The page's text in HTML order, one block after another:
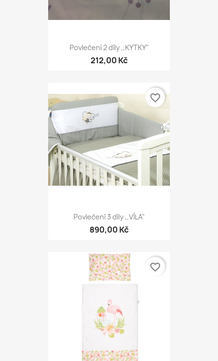
Povlečení 2 díly ,,KYTKY"
212,00 Kč
Povlečení 3 díly ,,VÍLA"
890,00 Kč
favorite_border
favorite_border